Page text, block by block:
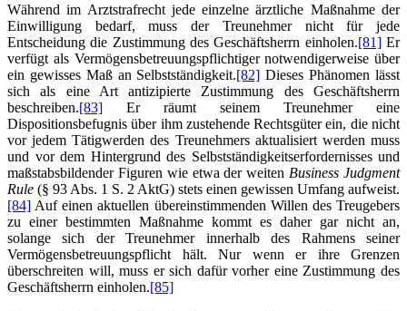
Während im Arztstrafrecht jede einzelne ärztliche Maßnahme der
Einwilligung bedarf, muss der Treunehmer nicht für jede
Entscheidung die Zustimmung des Geschäftsherrn einholen.[81]Er
verfügt als Vermögensbetreuungspflichtiger notwendigerweise über
ein gewisses Maß an Selbstständigkeit.[82] Dieses Phänomen lässt
sich als eine Art antizipierte Zustimmung des Geschäftsherrn
beschreiben.[83] Er räumt seinem Treunehmer eine
Dispositionsbefugnis über ihm zustehende Rechtsgüter ein, die nicht
vor jedem Tätigwerden des Treunehmers aktualisiert werden muss
und vor dem Hintergrund des Selbstständigkeitserfordernisses und
maßstabsbildender Figuren wie etwa der weiten Business Judgment
Rule (§ 93 Abs. 1 S. 2 AktG) stets einen gewissen Umfang aufweist.
[84] Auf einen aktuellen übereinstimmenden Willen des Treugebers
zu einer bestimmten Maßnahme kommt es daher gar nicht an,
solange sich der Treunehmer innerhalb des Rahmens seiner
Vermögensbetreuungspflicht hält. Nur wenn er ihre Grenzen
überschreiten will, muss er sich dafür vorher eine Zustimmung des
Geschäftsherrn einholen.[85]